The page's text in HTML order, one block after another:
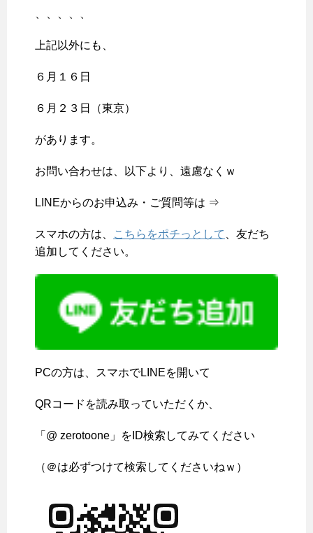
上記以外にも、
６月１６日
６月２３日（東京）
があります。
お問い合わせは、以下より、遠慮なくｗ
LINEからのお申込み・ご質問等は ⇒
スマホの方は、 こちらをポチっとして
、友だち
追加してください。
PCの方は、スマホでLINEを開いて
QRコードを読み取っていただくか、
「@ zerotoone」をID検索してみてください
（＠は必ずつけて検索してくださいねｗ）